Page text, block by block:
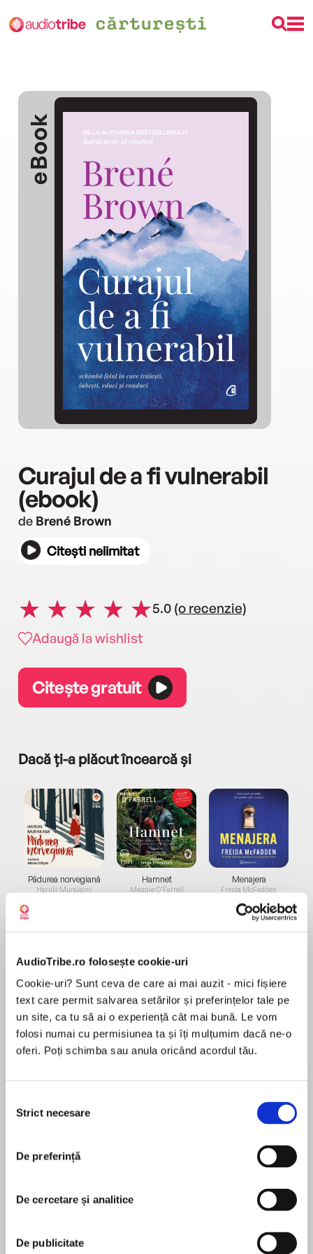
AudioTribe.ro folosește cookie-uri
Cookie-uri? Sunt ceva de care ai mai auzit - mici fișiere
text care permit salvarea setărilor și preferințelor tale pe
un site, ca tu să ai o experiență cât mai bună. Le vom
folosi numai cu permisiunea ta și îți mulțumim dacă ne-o
oferi. Poți schimba sau anula oricând acordul tău.
consimțământului
Strict necesare
De preferință
De cercetare și analitice
De publicitate
eBook
Curajul de a fi vulnerabil
(ebook)
de Brené Brown
Citești nelimitat
5.0 (o recenzie)
Adaugă la wishlist
Citește gratuit
Dacă ți-a plăcut încearcă și
Pădurea norvegiană
Haruki Murakami
Elita de Argint (Elita
de...
Dani Francis
Hamnet
Maggie O'Farrell
Diavolul se îmbracă de
la...
Lauren Weisberger
Menajera
Freida McFadden
Migdală
Sohn Won-pyung
demolează mitul cultural potrivit căruia
demonstrează că, dimpotrivă, este trăsătura
care ne dă adevărata măsură a curajului.
înfrângere, ci despre curaj. Într-o lume a lui
MAI MULT
pentru această carte